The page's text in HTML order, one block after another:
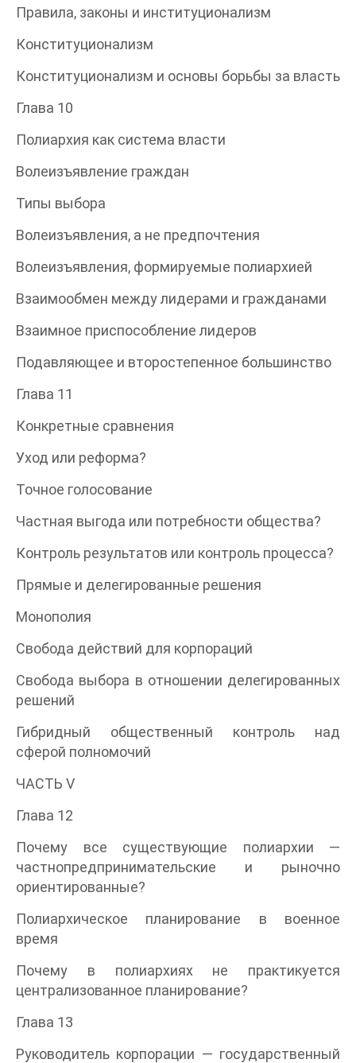
Правила, законы и институционализм
Конституционализм
Конституционализм и основы борьбы за власть
Глава 10
Полиархия как система власти
Волеизъявление граждан
Типы выбора
Волеизъявления, а не предпочтения
Волеизъявления, формируемые полиархией
Взаимообмен между лидерами и гражданами
Взаимное приспособление лидеров
Подавляющее и второстепенное большинство
Глава 11
Конкретные сравнения
Уход или реформа?
Точное голосование
Частная выгода или потребности общества?
Контроль результатов или контроль процесса?
Прямые и делегированные решения
Монополия
Свобода действий для корпораций
Свобода выбора в отношении делегированных
решений
Гибридный общественный контроль над
сферой полномочий
ЧАСТЬ V
Глава 12
Почему все существующие полиархии —
частнопредпринимательские и рыночно
ориентированные?
Полиархическое планирование в военное
время
Почему в полиархиях не практикуется
централизованное планирование?
Глава 13
Руководитель корпорации — государственный